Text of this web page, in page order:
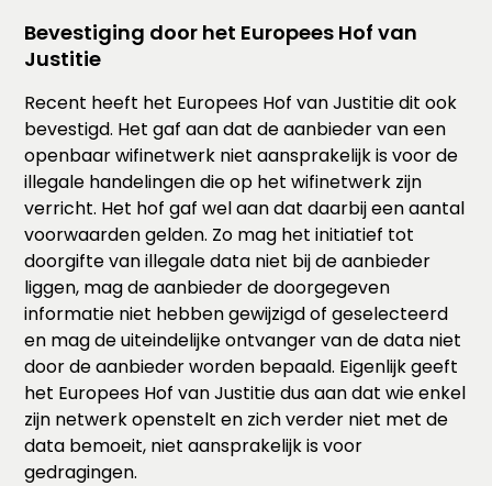
Bevestiging door het Europees Hof van
Justitie
Recent heeft het Europees Hof van Justitie dit ook
bevestigd. Het gaf aan dat de aanbieder van een
openbaar wifinetwerk niet aansprakelijk is voor de
illegale handelingen die op het wifinetwerk zijn
verricht. Het hof gaf wel aan dat daarbij een aantal
voorwaarden gelden. Zo mag het initiatief tot
doorgifte van illegale data niet bij de aanbieder
liggen, mag de aanbieder de doorgegeven
informatie niet hebben gewijzigd of geselecteerd
en mag de uiteindelijke ontvanger van de data niet
door de aanbieder worden bepaald. Eigenlijk geeft
het Europees Hof van Justitie dus aan dat wie enkel
zijn netwerk openstelt en zich verder niet met de
data bemoeit, niet aansprakelijk is voor
gedragingen.